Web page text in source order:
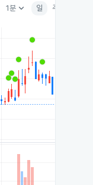
1분keyboard_arrow_down 일 주